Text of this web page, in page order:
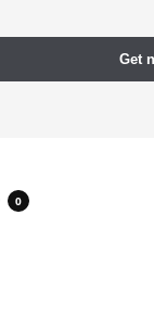
Get
0